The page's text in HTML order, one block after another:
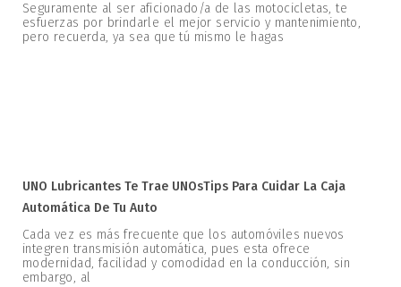
Seguramente al ser aficionado/a de las motocicletas, te
esfuerzas por brindarle el mejor servicio y mantenimiento,
pero recuerda, ya sea que tú mismo le hagas
UNO Lubricantes Te Trae UNOsTips Para Cuidar La Caja
Automática De Tu Auto
Cada vez es más frecuente que los automóviles nuevos
integren transmisión automática, pues esta ofrece
modernidad, facilidad y comodidad en la conducción, sin
embargo, al